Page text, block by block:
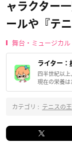
ャラクター
ールや『テ
舞台・ミュージカル
ライター：
四半世紀以
現在の栄養は
カテゴリ : テニスの